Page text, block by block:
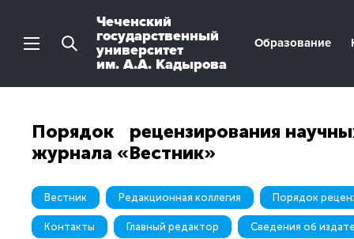
Чеченский
государственный
университет
им. А.А. Кадырова
Образование
Порядок рецензирования
журнала «Вестник»
Вестник Редакционная коллегия
Контакты Главный редактор Сведения об